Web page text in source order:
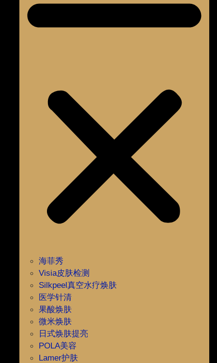
海菲秀
Visia皮肤检测
Silkpeel真空水疗焕肤
医学针清
果酸焕肤
微米焕肤
日式焕肤提亮
POLA美容
Lamer护肤